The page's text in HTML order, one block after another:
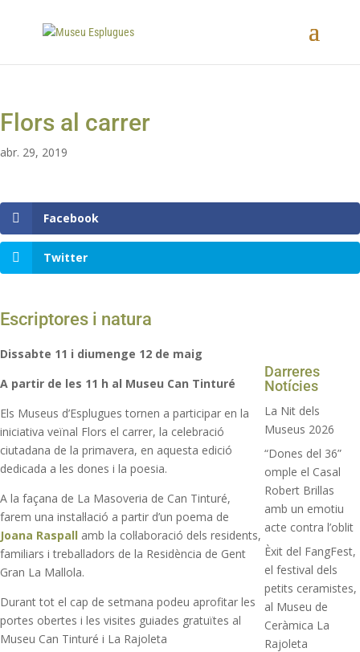
Flors al carrer
abr. 29, 2019
Facebook
Twitter
Escriptores i natura
Dissabte 11 i diumenge 12 de maig
A partir de les 11 h al Museu Can Tinturé
Els Museus d’Esplugues tornen a participar en la
iniciativa veïnal Flors el carrer, la celebració
ciutadana de la primavera, en aquesta edició
dedicada a les dones i la poesia.
A la façana de La Masoveria de Can Tinturé,
farem una instal·lació a partir d’un poema de
Joana Raspall amb la col·laboració dels residents,
familiars i treballadors de la Residència de Gent
Gran La Mallola.
Durant tot el cap de setmana podeu aprofitar les
portes obertes i les visites guiades gratuïtes al
Museu Can Tinturé i La Rajoleta
Darreres
Notícies
La Nit dels
Museus 2026
“Dones del 36”
omple el Casal
Robert Brillas
amb un emotiu
acte contra l’oblit
Èxit del FangFest,
el festival dels
petits ceramistes,
al Museu de
Ceràmica La
Rajoleta